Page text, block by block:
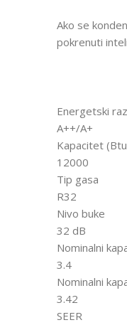
Ako se
pokrenuti
Energetski
A++/A+
Kapacitet
12000
Tip gasa
R32
Nivo buke
32 dB
Nominalni
3.4
Nominalni
3.42
SEER